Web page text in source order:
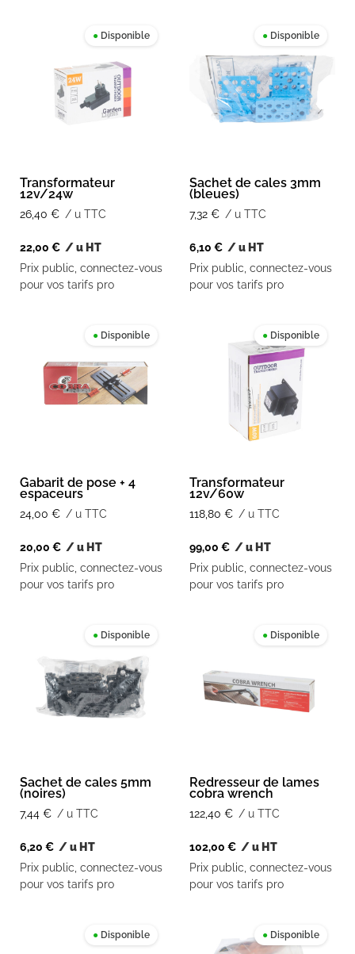
● Disponible
Transformateur
12v/24w
26,40 € / u TTC
22,00 € / u HT
Prix public, connectez-vous
pour vos tarifs pro
● Disponible
Sachet de cales 3mm
(bleues)
7,32 € / u TTC
6,10 € / u HT
Prix public, connectez-vous
pour vos tarifs pro
● Disponible
Gabarit de pose + 4
espaceurs
24,00 € / u TTC
20,00 € / u HT
Prix public, connectez-vous
pour vos tarifs pro
● Disponible
Transformateur
12v/60w
118,80 € / u TTC
99,00 € / u HT
Prix public, connectez-vous
pour vos tarifs pro
● Disponible
Sachet de cales 5mm
(noires)
7,44 € / u TTC
6,20 € / u HT
Prix public, connectez-vous
pour vos tarifs pro
● Disponible
Redresseur de lames
cobra wrench
122,40 € / u TTC
102,00 € / u HT
Prix public, connectez-vous
pour vos tarifs pro
● Disponible ● Disponible